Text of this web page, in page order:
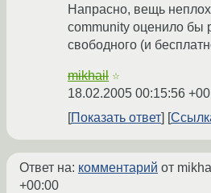
Напрасно, вещь
community оценило бы
свободного (и
mikhail ☆
18.02.2005 00:15:56
Показать ответ
Ответ на: комментарий от
+00:00